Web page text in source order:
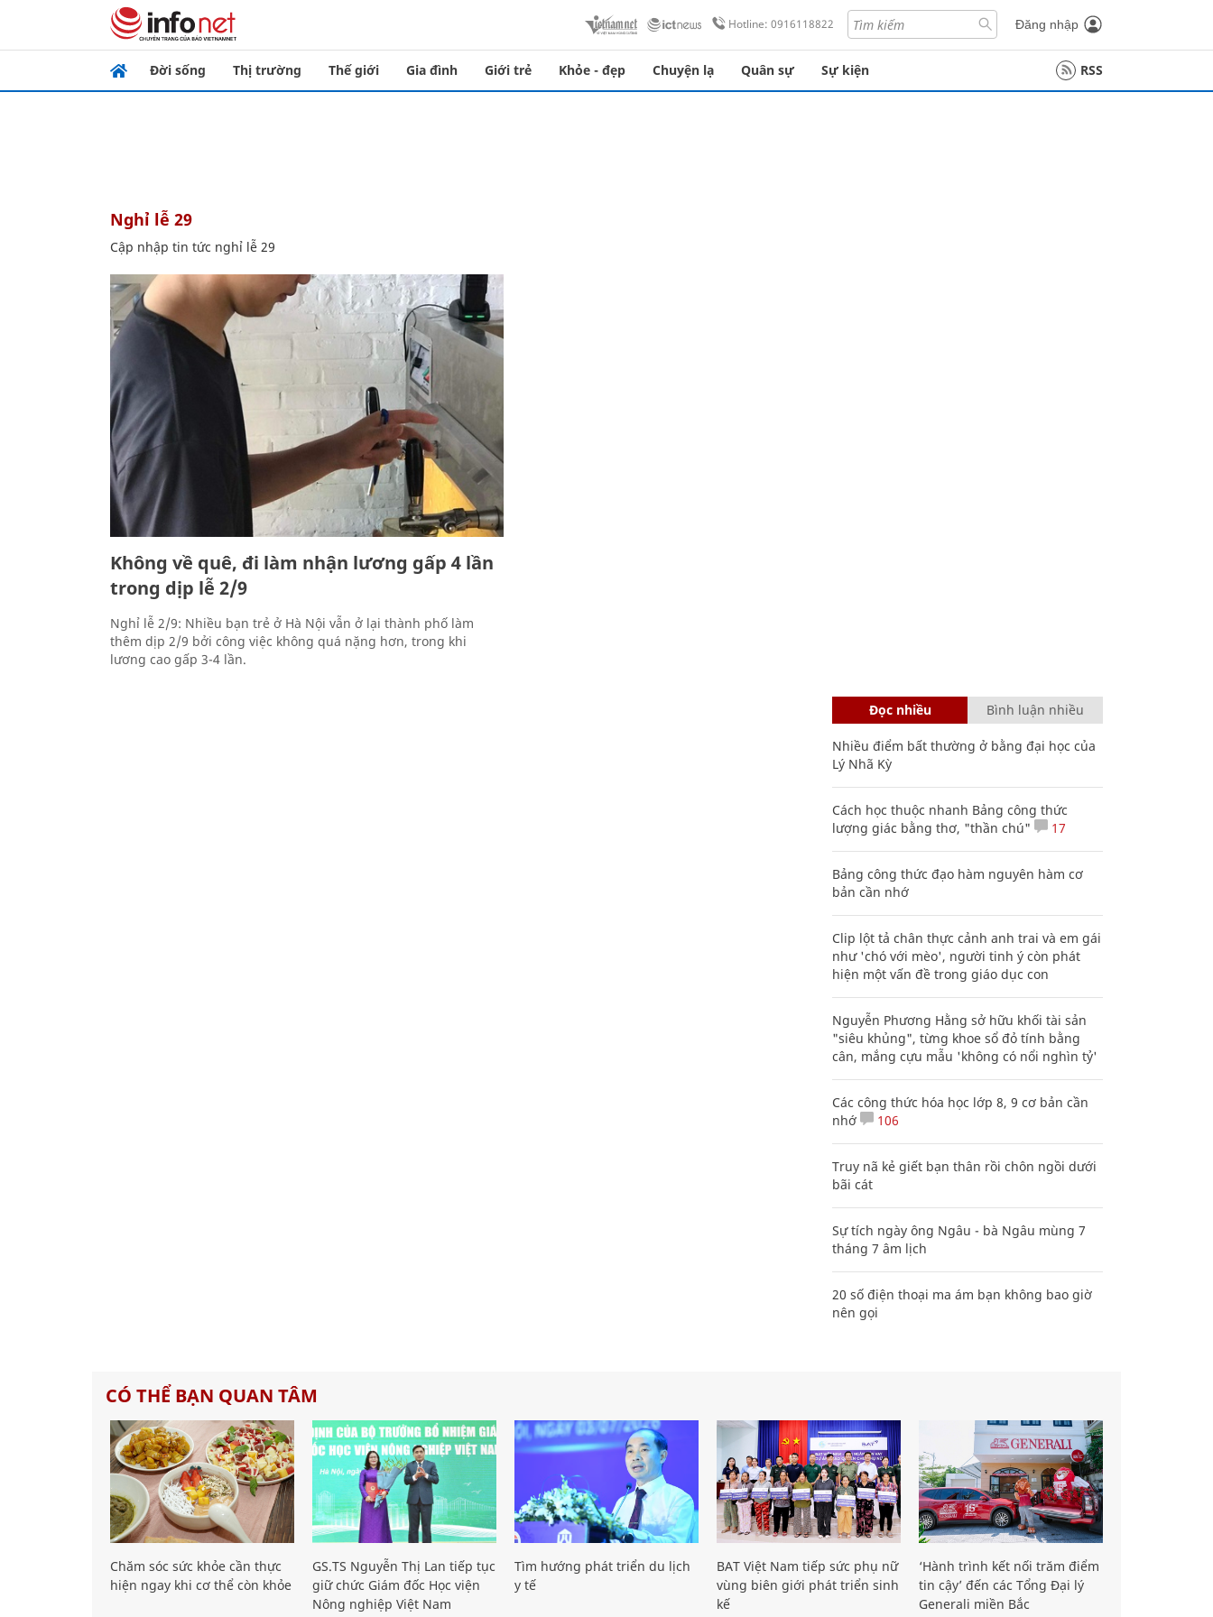
Hotline: 0916118822 Đăng nhập
Đời sống Thị trường Thế giới Gia đình Giới trẻ Khỏe - đẹp Chuyện lạ Quân sự Sự kiện RSS
nghỉ lễ 29
Cập nhập tin tức nghỉ lễ 29
Không về quê, đi làm nhận lương gấp 4 lần
trong dịp lễ 2/9
Nghỉ lễ 2/9: Nhiều bạn trẻ ở Hà Nội vẫn ở lại thành phố làm
thêm dịp 2/9 bởi công việc không quá nặng hơn, trong khi
lương cao gấp 3-4 lần.
Đọc nhiều Bình luận nhiều
Nhiều điểm bất thường ở bằng đại học của
Lý Nhã Kỳ
Cách học thuộc nhanh Bảng công thức
lượng giác bằng thơ, "thần chú"
17
Bảng công thức đạo hàm nguyên hàm cơ
bản cần nhớ
Clip lột tả chân thực cảnh anh trai và em gái
như 'chó với mèo', người tinh ý còn phát
hiện một vấn đề trong giáo dục con
Nguyễn Phương Hằng sở hữu khối tài sản
"siêu khủng", từng khoe sổ đỏ tính bằng
cân, mắng cựu mẫu 'không có nổi nghìn tỷ'
Các công thức hóa học lớp 8, 9 cơ bản cần
nhớ
106
Truy nã kẻ giết bạn thân rồi chôn ngồi dưới
bãi cát
Sự tích ngày ông Ngâu - bà Ngâu mùng 7
tháng 7 âm lịch
20 số điện thoại ma ám bạn không bao giờ
nên gọi
CÓ THỂ BẠN QUAN TÂM
Chăm sóc sức khỏe cần thực
hiện ngay khi cơ thể còn khỏe
GS.TS Nguyễn Thị Lan tiếp tục
giữ chức Giám đốc Học viện
Nông nghiệp Việt Nam
Tìm hướng phát triển du lịch
y tế
BAT Việt Nam tiếp sức phụ nữ
vùng biên giới phát triển sinh
kế
‘Hành trình kết nối trăm điểm
tin cậy’ đến các Tổng Đại lý
Generali miền Bắc